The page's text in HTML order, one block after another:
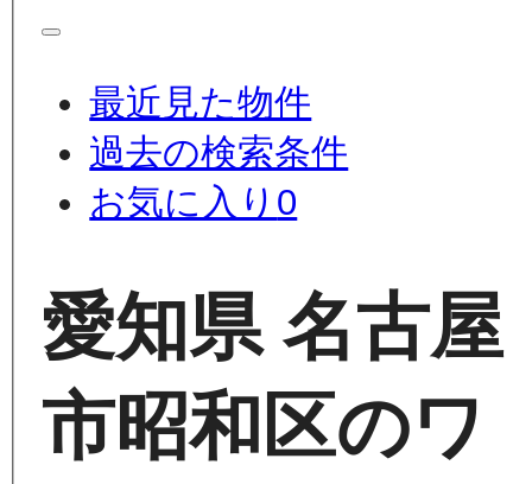
最近見た物件
過去の検索条件
お気に入り 0
愛知県 名古屋
市昭和区のワ